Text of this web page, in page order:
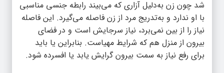
شد چون زن به‌دلیل آزاری که می‌بیند رابطه جنسی مناسبی
با او ندارد و به‌تدریج مرد از زن فاصله می‌گیرد. این فاصله
نیاز را از بین نمی‌برد، نیاز سرجایش است و در فضای
بیرون از منزل هم که شرایط مهیاست. بنابراین یا باید
برای رفع نیاز به سمت بیرون گرایش یابد یا افسرده شود.